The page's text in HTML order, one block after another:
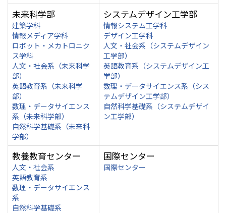
未来科学部
建築学科
情報メディア学科
ロボット・メカトロニク
ス学科
人文・社会系（未来科学
部）
英語教育系（未来科学
部）
数理・データサイエンス
系（未来科学部）
自然科学基礎系（未来科
学部）
システムデザイン工学部
情報システム工学科
デザイン工学科
人文・社会系（システムデザイン
工学部）
英語教育系（システムデザイン工
学部）
数理・データサイエンス系（シス
テムデザイン工学部）
自然科学基礎系（システムデザイ
ン工学部）
教養教育センター
人文・社会系
英語教育系
数理・データサイエンス
系
自然科学基礎系
国際センター
国際センター